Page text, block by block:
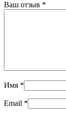
Ваш отзыв *
Имя *
Email *